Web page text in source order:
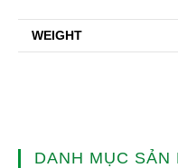
WEIGHT
DANH MỤC SẢN